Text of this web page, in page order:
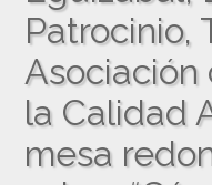
Patrocinio,
la Calidad
mesa